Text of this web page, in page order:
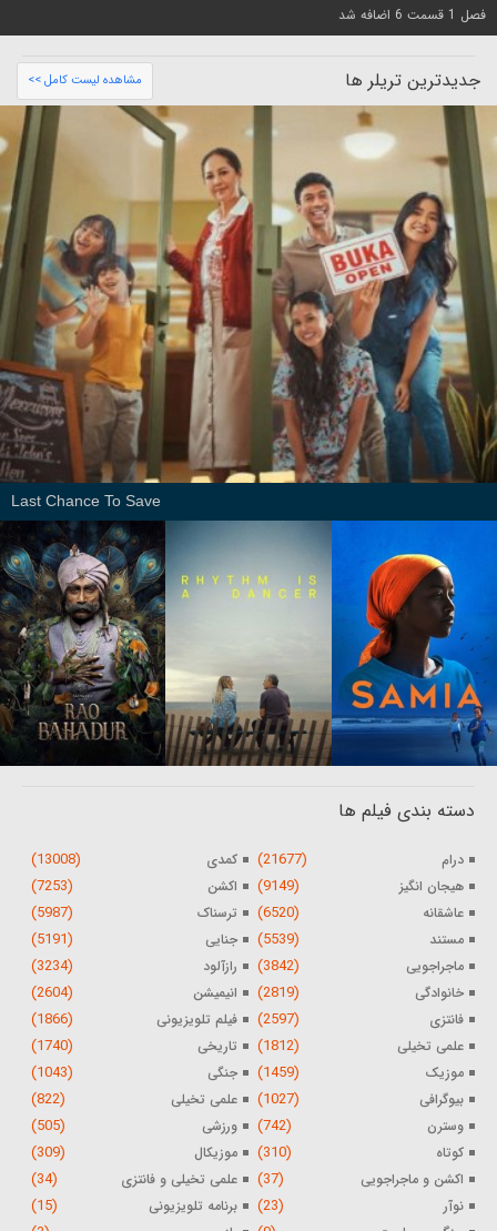
فصل 1 قسمت 6 اضافه شد
جدیدترین تریلر ها مشاهده لیست کامل >>
Last Chance To Save
دسته بندی فیلم ها
درام (21677) کمدی (13008)
هیجان انگیز (9149) اکشن (7253)
عاشقانه (6520) ترسناک (5987)
مستند (5539) جنایی (5191)
ماجراجویی (3842) رازآلود (3234)
خانوادگی (2819) انیمیشن (2604)
فانتزی (2597) فیلم تلویزیونی (1866)
علمی تخیلی (1812) تاریخی (1740)
موزیک (1459) جنگی (1043)
بیوگرافی (1027) علمی تخیلی (822)
وسترن (742) ورزشی (505)
کوتاه (310) موزیکال (309)
اکشن و ماجراجویی (37) علمی تخیلی و فانتزی (34)
نوآر (23) برنامه تلویزیونی (15)